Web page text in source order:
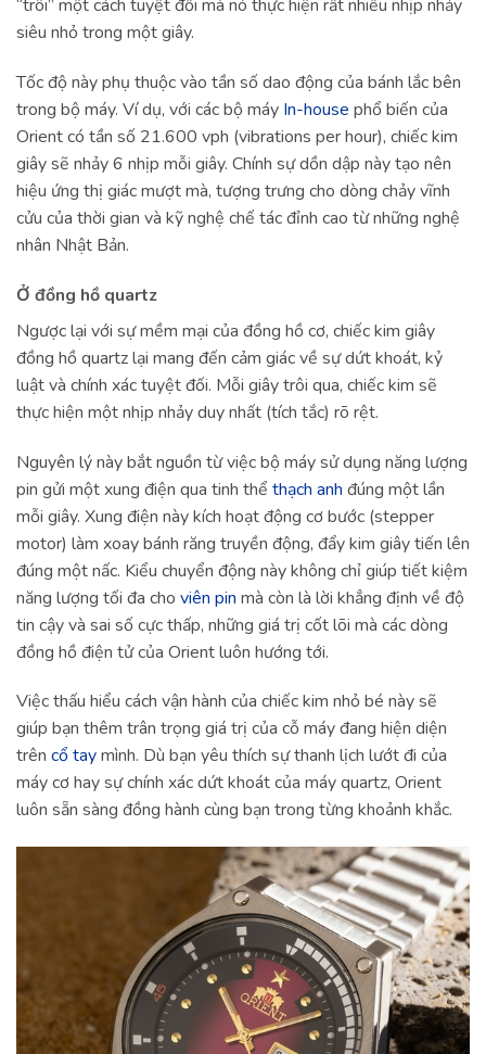
“trôi” một cách tuyệt đối mà nó thực hiện rất nhiều nhịp nhảy
siêu nhỏ trong một giây.
Tốc độ này phụ thuộc vào tần số dao động của bánh lắc bên
trong bộ máy. Ví dụ, với các bộ máy In-house phổ biến của
Orient có tần số 21.600 vph (vibrations per hour), chiếc kim
giây sẽ nhảy 6 nhịp mỗi giây. Chính sự dồn dập này tạo nên
hiệu ứng thị giác mượt mà, tượng trưng cho dòng chảy vĩnh
cửu của thời gian và kỹ nghệ chế tác đỉnh cao từ những nghệ
nhân Nhật Bản.
Ở đồng hồ quartz
Ngược lại với sự mềm mại của đồng hồ cơ, chiếc kim giây
đồng hồ quartz lại mang đến cảm giác về sự dứt khoát, kỷ
luật và chính xác tuyệt đối. Mỗi giây trôi qua, chiếc kim sẽ
thực hiện một nhịp nhảy duy nhất (tích tắc) rõ rệt.
Nguyên lý này bắt nguồn từ việc bộ máy sử dụng năng lượng
pin gửi một xung điện qua tinh thể thạch anh đúng một lần
mỗi giây. Xung điện này kích hoạt động cơ bước (stepper
motor) làm xoay bánh răng truyền động, đẩy kim giây tiến lên
đúng một nấc. Kiểu chuyển động này không chỉ giúp tiết kiệm
năng lượng tối đa cho viên pin mà còn là lời khẳng định về độ
tin cậy và sai số cực thấp, những giá trị cốt lõi mà các dòng
đồng hồ điện tử của Orient luôn hướng tới.
Việc thấu hiểu cách vận hành của chiếc kim nhỏ bé này sẽ
giúp bạn thêm trân trọng giá trị của cỗ máy đang hiện diện
trên cổ taymình. Dù bạn yêu thích sự thanh lịch lướt đi của
máy cơ hay sự chính xác dứt khoát của máy quartz, Orient
luôn sẵn sàng đồng hành cùng bạn trong từng khoảnh khắc.